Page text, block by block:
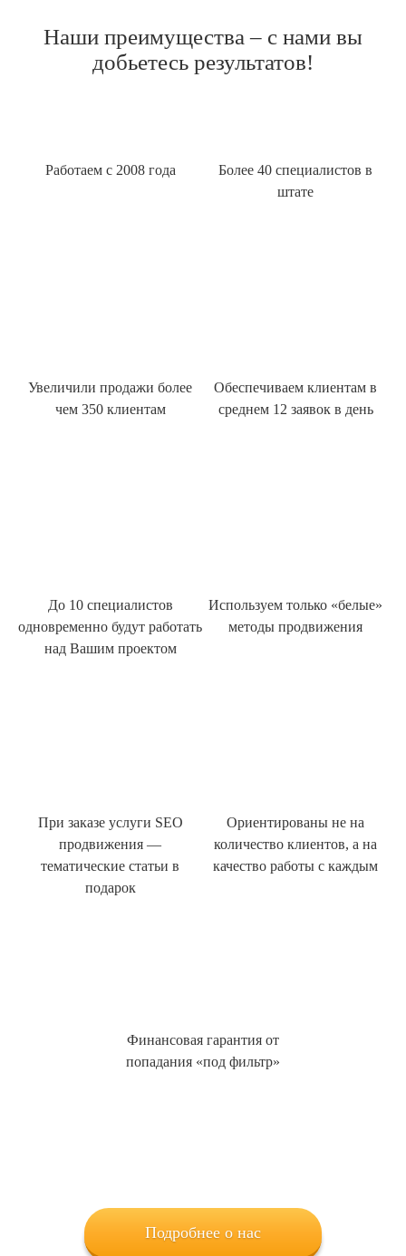
Наши преимущества – с нами вы
добьетесь результатов!
Работаем с 2008 года
Более 40 специалистов в
штате
Увеличили продажи более
чем 350 клиентам
Обеспечиваем клиентам в
среднем 12 заявок в день
До 10 специалистов
одновременно будут работать
над Вашим проектом
Используем только «белые»
методы продвижения
При заказе услуги SEO
продвижения —
тематические статьи в
подарок
Ориентированы не на
количество клиентов, а на
качество работы с каждым
Финансовая гарантия от
попадания «под фильтр»
Подробнее о нас